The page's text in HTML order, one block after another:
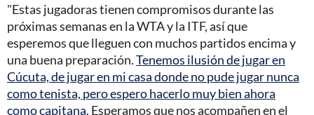
"Estas jugadoras tienen compromisos durante las
próximas semanas en la WTA y la ITF, así que
esperemos que lleguen con muchos partidos encima y
una buena preparación.Tenemos ilusión de jugar en
Cúcuta, de jugar en mi casa donde no pude jugar nunca
como tenista, pero espero hacerlo muy bien ahora
como capitana. Esperamos que nos acompañen en el